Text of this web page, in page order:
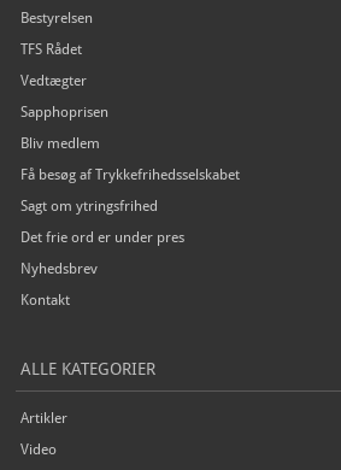
Bestyrelsen
TFS Rådet
Vedtægter
Sapphoprisen
Bliv medlem
Få besøg af Trykkefrihedsselskabet
Sagt om ytringsfrihed
Det frie ord er under pres
Nyhedsbrev
Kontakt
ALLE KATEGORIER
Artikler
Video